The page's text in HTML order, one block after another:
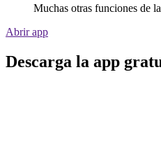
Muchas otras funciones de
Abrir app
Descarga la app